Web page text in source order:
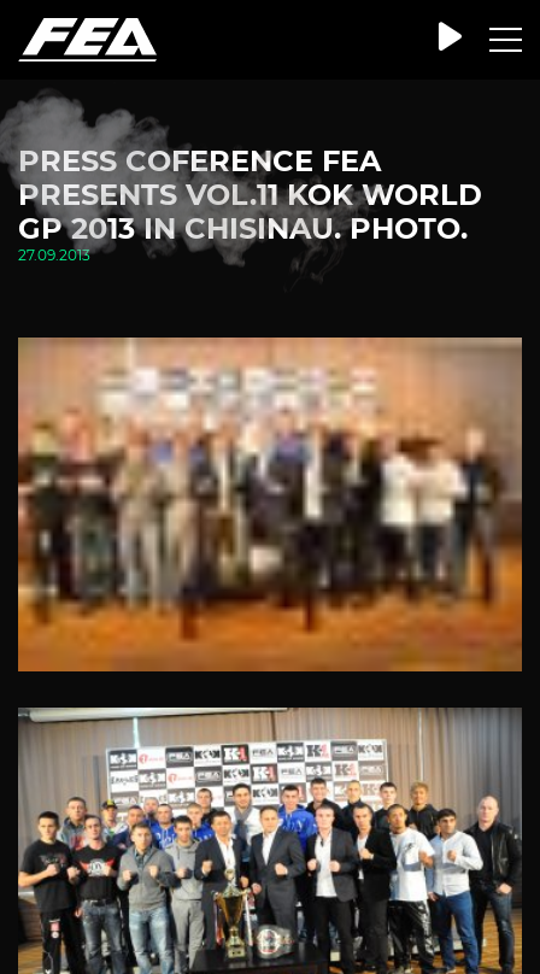
PRESS COFERENCE FEA
PRESENTS VOL.11 KOK WORLD
GP 2013 IN CHISINAU. PHOTO.
27.09.2013